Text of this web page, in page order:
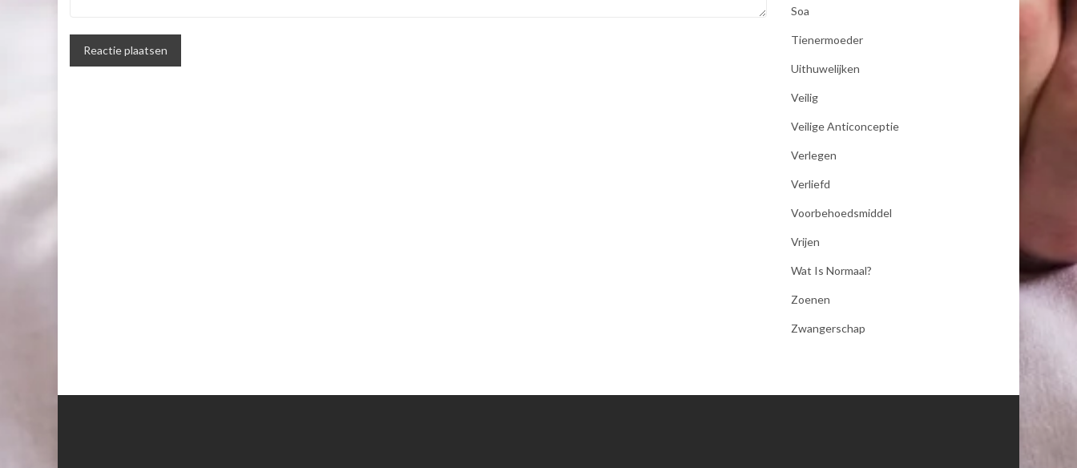
Soa
Tienermoeder
Uithuwelijken
Veilig
Veilige Anticonceptie
Verlegen
Verliefd
Voorbehoedsmiddel
Vrijen
Wat Is Normaal?
Zoenen
Zwangerschap